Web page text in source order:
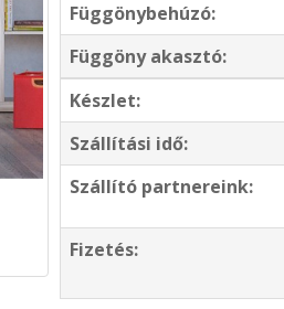
Függönybehúzó:
Függöny akasztó:
Készlet:
Szállítási idő:
Szállító partnereink:
Fizetés: